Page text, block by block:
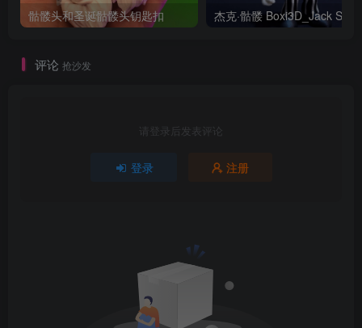
骷髅头和圣诞骷髅头钥匙扣
评论 抢沙发
请登录后发表评论
登录 注册